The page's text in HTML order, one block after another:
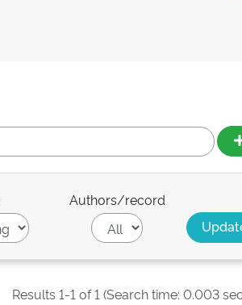
Authors/record
Results 1-1 of 1 (Search time: 0.003